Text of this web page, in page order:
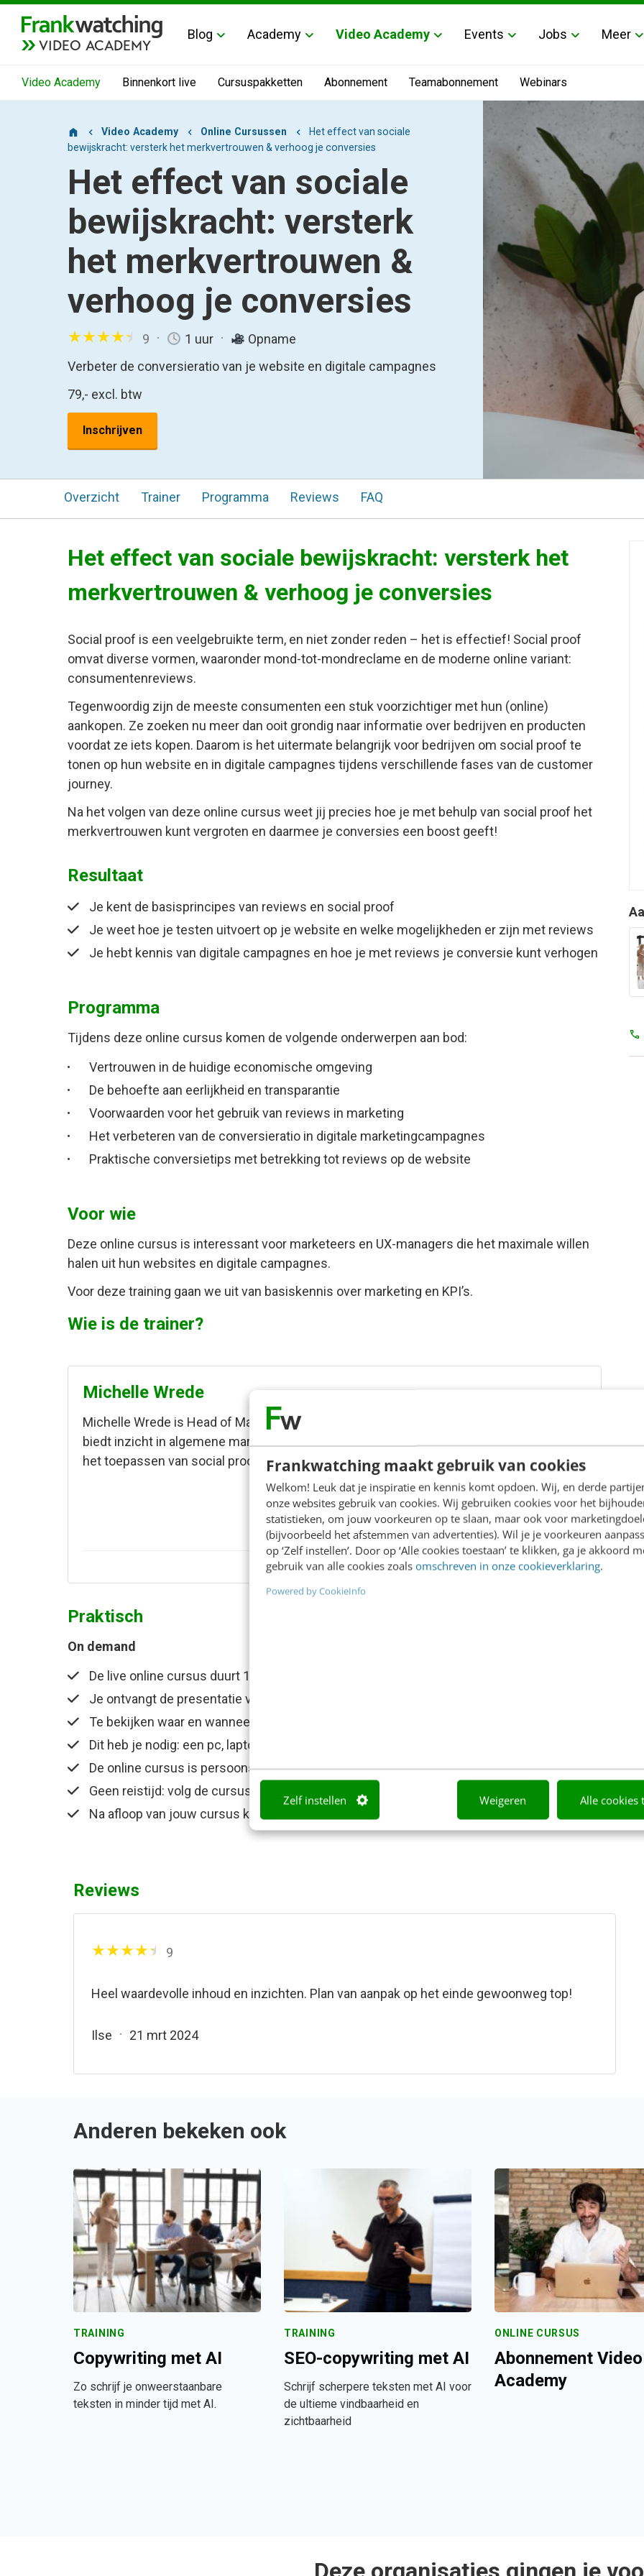
Frankwatching maakt gebruik van cookies
Welkom! Leuk dat je inspiratie en kennis komt opdoen. Wij, en derde
onze websites gebruik van cookies. Wij gebruiken cookies voor het
statistieken, om jouw voorkeuren op te slaan, maar ook voor
(bijvoorbeeld het afstemmen van advertenties). Wil je je voorkeuren
op ‘Zelf instellen’. Door op ‘Alle cookies toestaan’ te klikken, ga je akkoord
gebruik van alle cookies zoals omschreven in onze cookieverklaring.
Powered by CookieInfo
Zelf instellen Weigeren Alle cookies
VIDEO ACADEMY
Blog Academy Video Academy Events Jobs Meer
Video Academy Binnenkort live Cursuspakketten Abonnement Teamabonnement Webinars
Video Academy Online Cursussen
Het effect van sociale
bewijskracht: versterk het merkvertrouwen & verhoog je conversies
Het effect van sociale
bewijskracht: versterk
het merkvertrouwen &
verhoog je conversies
9 1 uur
Opname
Verbeter de conversieratio van je website en digitale campagnes
79,- excl. btw
Inschrijven
Overzicht Trainer Programma Reviews FAQ
Het effect van sociale bewijskracht: versterk het
merkvertrouwen & verhoog je conversies
Social proof is een veelgebruikte term, en niet zonder reden – het is effectief! Social proof
omvat diverse vormen, waaronder mond-tot-mondreclame en de moderne online variant:
consumentenreviews.
Tegenwoordig zijn de meeste consumenten een stuk voorzichtiger met hun (online)
aankopen. Ze zoeken nu meer dan ooit grondig naar informatie over bedrijven en producten
voordat ze iets kopen. Daarom is het uitermate belangrijk voor bedrijven om social proof te
tonen op hun website en in digitale campagnes tijdens verschillende fases van de customer
journey.
Na het volgen van deze online cursus weet jij precies hoe je met behulp van social proof het
merkvertrouwen kunt vergroten en daarmee je conversies een boost geeft!
Resultaat
Je kent de basisprincipes van reviews en social proof
Je weet hoe je testen uitvoert op je website en welke mogelijkheden er zijn met reviews
Je hebt kennis van digitale campagnes en hoe je met reviews je conversie kunt verhogen
Programma
Tijdens deze online cursus komen de volgende onderwerpen aan bod:
Vertrouwen in de huidige economische omgeving
De behoefte aan eerlijkheid en transparantie
Voorwaarden voor het gebruik van reviews in marketing
Het verbeteren van de conversieratio in digitale marketingcampagnes
Praktische conversietips met betrekking tot reviews op de website
Voor wie
Deze online cursus is interessant voor marketeers en UX-managers die het maximale willen
halen uit hun websites en digitale campagnes.
Voor deze training gaan we uit van basiskennis over marketing en KPI’s.
Wie is de trainer?
Michelle Wrede
Michelle Wrede is Head of Marketing Benelux bij Trustpilot. Ze
biedt inzicht in algemene marketing- en consumententrends en
het toepassen van social proof bij B2C- en B2B-bedrijven.
Praktisch
On demand
De live online cursus duurt 1 uur
Je ontvangt de presentatie van de trainer en de opname van de cursus in je mailbox
Te bekijken waar en wanneer jij wil
Dit heb je nodig: een pc, laptop of tablet met internetverbinding
De online cursus is persoonsgebonden en blijft 12 maanden lang beschikbaar
Geen reistijd: volg de cursus op kantoor of lekker thuis op de bank
Na afloop van jouw cursus krijg je een evaluatieformulier toegestuurd
Reviews
9
Heel waardevolle inhoud en inzichten. Plan van aanpak op het einde gewoonweg top!
Ilse 21 mrt 2024
Anderen bekeken ook
TRAINING
Copywriting met AI
Zo schrijf je onweerstaanbare
teksten in minder tijd met AI.
TRAINING
SEO-copywriting met AI
Schrijf scherpere teksten met AI voor
de ultieme vindbaarheid en
zichtbaarheid
ONLINE CURSUS
Abonnement Video
Academy